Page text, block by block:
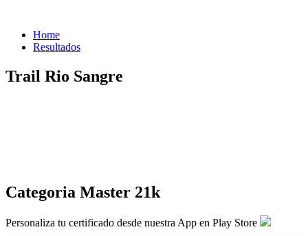
Home
Resultados
Trail Rio Sangre
Categoria Master 21k
Personaliza tu certificado desde nuestra App en Play Store